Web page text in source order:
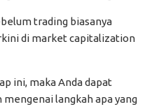
trading biasanya
di market capitalization
ini, maka Anda dapat
langkah apa yang